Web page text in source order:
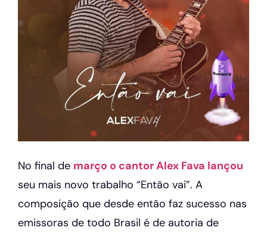
No final de março o cantor Alex Fava lançou
seu mais novo trabalho “Então vai”. A
composição que desde então faz sucesso nas
emissoras de todo Brasil é de autoria de